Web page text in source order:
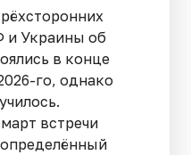
и Украины об
в конце
го, однако
встречи